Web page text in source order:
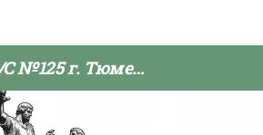
МАДОУ ЦРР Д/С №125 г. Тюмени